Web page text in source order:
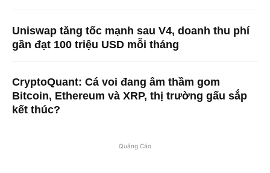
Uniswap tăng tốc mạnh sau V4, doanh thu phí
gần đạt 100 triệu USD mỗi tháng
CryptoQuant: Cá voi đang âm thầm gom
Bitcoin, Ethereum và XRP, thị trường gấu sắp
kết thúc?
Quảng Cáo